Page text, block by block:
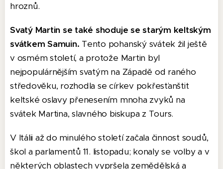
hroznů.
Svatý Martin se také shoduje se starým keltským
svátkem Samuin. Tento pohanský svátek žil ještě
v osmém století, a protože Martin byl
nejpopulárnějším svatým na Západě od raného
středověku, rozhodla se církev pokřesťanštit
keltské oslavy přenesením mnoha zvyků na
svátek Martina, slavného biskupa z Tours.
V Itálii až do minulého století začala činnost soudů,
škol a parlamentů 11. listopadu; konaly se volby a v
některých oblastech vypršela zemědělská a